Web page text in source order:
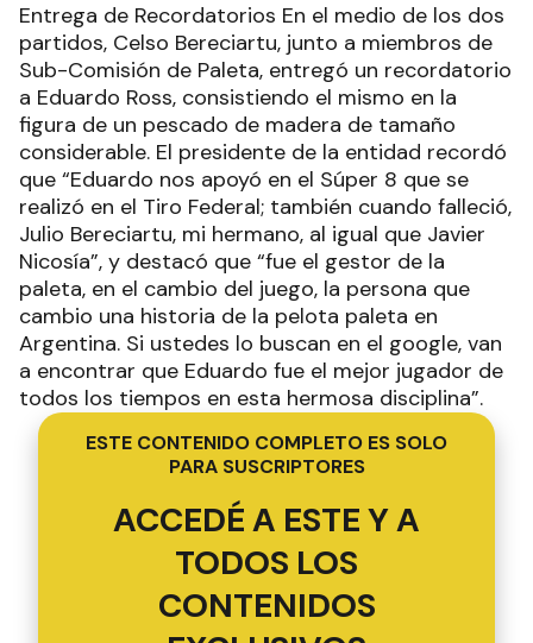
Entrega de Recordatorios En el medio de los dos
partidos, Celso Bereciartu, junto a miembros de
Sub-Comisión de Paleta, entregó un recordatorio
a Eduardo Ross, consistiendo el mismo en la
figura de un pescado de madera de tamaño
considerable. El presidente de la entidad recordó
que “Eduardo nos apoyó en el Súper 8 que se
realizó en el Tiro Federal; también cuando falleció,
Julio Bereciartu, mi hermano, al igual que Javier
Nicosía”, y destacó que “fue el gestor de la
paleta, en el cambio del juego, la persona que
cambio una historia de la pelota paleta en
Argentina. Si ustedes lo buscan en el google, van
a encontrar que Eduardo fue el mejor jugador de
todos los tiempos en esta hermosa disciplina”.
ESTE CONTENIDO COMPLETO ES SOLO
PARA SUSCRIPTORES
ACCEDÉ A ESTE Y A
TODOS LOS
CONTENIDOS